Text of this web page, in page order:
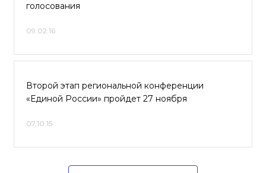
голосования
09.02.16
Второй этап региональной конференции
«Единой России» пройдет 27 ноября
07.10.15